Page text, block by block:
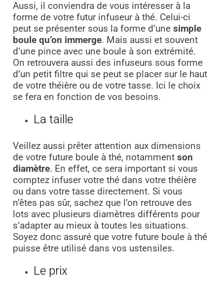
Aussi, il conviendra de vous intéresser à la
forme de votre futur infuseur à thé. Celui-ci
peut se présenter sous la forme d’une simple
boule qu’on immerge. Mais aussi et souvent
d’une pince avec une boule à son extrémité.
On retrouvera aussi des infuseurs sous forme
d’un petit filtre qui se peut se placer sur le haut
de votre théière ou de votre tasse. Ici le choix
se fera en fonction de vos besoins.
La taille
Veillez aussi prêter attention aux dimensions
de votre future boule à thé, notamment son
diamètre. En effet, ce sera important si vous
comptez infuser votre thé dans votre théière
ou dans votre tasse directement. Si vous
n’êtes pas sûr, sachez que l’on retrouve des
lots avec plusieurs diamètres différents pour
s’adapter au mieux à toutes les situations.
Soyez donc assuré que votre future boule à thé
puisse être utilisé dans vos ustensiles.
Le prix